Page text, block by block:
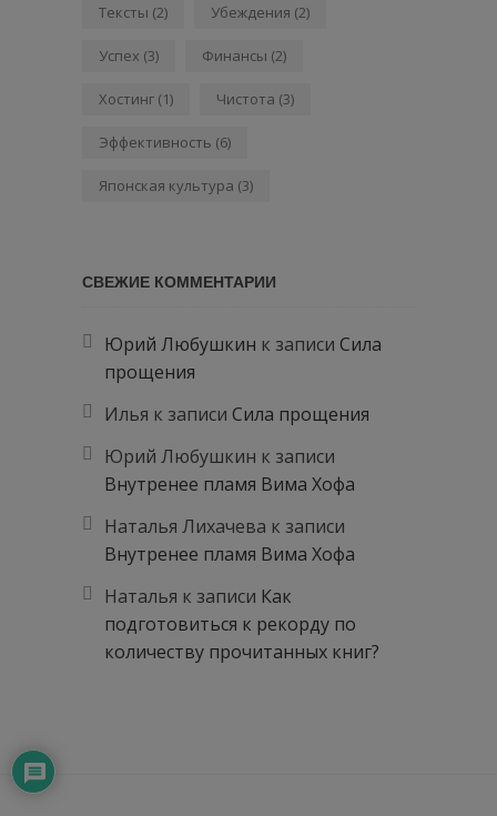
Тексты (2) Убеждения (2)
Успех (3) Финансы (2)
Хостинг (1) Чистота (3)
Эффективность (6)
Японская культура (3)
СВЕЖИЕ КОММЕНТАРИИ
Юрий Любушкин к записи Сила
прощения
Илья к записи Сила прощения
Юрий Любушкин к записи
Внутренее пламя Вима Хофа
Наталья Лихачева к записи
Внутренее пламя Вима Хофа
Наталья к записи Как
подготовиться к рекорду по
количеству прочитанных книг?